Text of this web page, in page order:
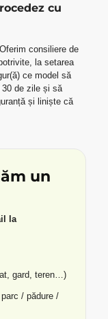
cu
consiliere de
la setarea
ce model să
de zile și să
și liniște că
un
la
gard, teren…)
/ pădure /